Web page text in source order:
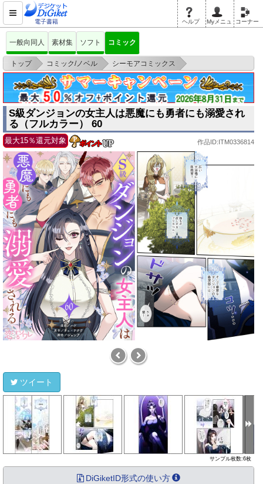
電子書籍 ヘルプ Myメニュ コーナー
一般向同人 素材集 ソフト コミック
トップ > コミック/ノベル > シーモアコミックス
>
S級ダンジョンの女主人は悪魔にも勇者にも溺愛される（フルカラー） 60
S級ダンジョンの女主人は悪魔にも勇者にも溺愛され
る（フルカラー） 60
最大15％還元対象 作品ID:ITM0336814
ツイート
サンプル枚数:6枚
DiGiketID形式の使い方